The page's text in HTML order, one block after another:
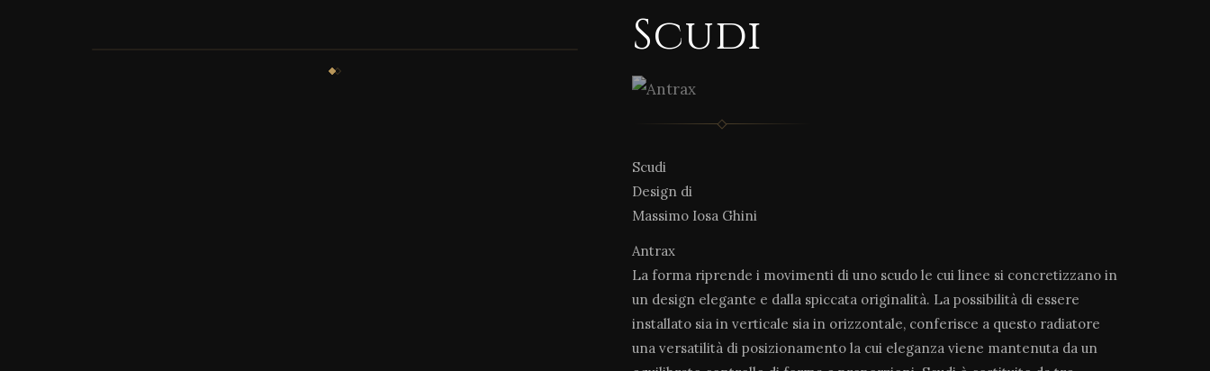
Scudi
Scudi
Design di
Massimo Iosa Ghini
Antrax
La forma riprende i movimenti di uno scudo le cui linee si concretizzano in
un design elegante e dalla spiccata originalità. La possibilità di essere
installato sia in verticale sia in orizzontale, conferisce a questo radiatore
una versatilità di posizionamento la cui eleganza viene mantenuta da un